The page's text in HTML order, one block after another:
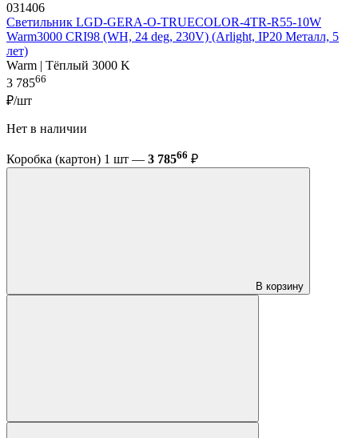
031406
Светильник LGD-GERA-O-TRUECOLOR-4TR-R55-10W
Warm3000 CRI98 (WH, 24 deg, 230V) (Arlight, IP20 Металл, 5
лет)
Warm | Тёплый 3000 K
3 78566
₽/шт
Нет в наличии
Коробка (картон) 1 шт — 3 78566 ₽
В корзину